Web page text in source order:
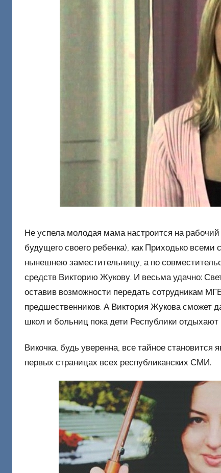
Не успела молодая мама настроится на
будущего своего ребенка), как Приходько
нынешнею заместительницу, а по
средств Викторию Жукову. И весьма удачно:
оставив возможности передать сотрудникам
предшественников. А Виктория Жукова сможет
школ и больниц пока дети Республики
Викочка, будь уверенна, все тайное
первых страницах всех республиканских СМИ.